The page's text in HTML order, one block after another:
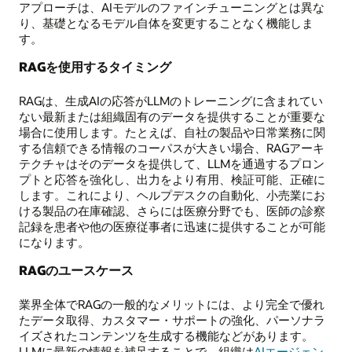
アプローチは、AIモデルのファインチューニングとは異な
り、基礎となるモデル自体を変更することなく機能しま
す。
RAGを使用するタイミング
RAGは、生成AIの応答がLLMのトレーニングに含まれてい
ない最新または組織固有のデータを提供することが重要な
場合に使用します。たとえば、自社の製品や日常業務に関
する信頼できる情報のコーパスが大きい場合、RAGアーキ
テクチャはそのデータを提供して、LLMを通過するプロン
プトと応答を強化し、出力をより有用、検証可能、正確に
します。これにより、ヘルプデスクの自動化、小売業にお
ける製品の在庫確認、さらには医療分野でも、医師の診察
記録を患者や他の医療従事者に迅速に提供することが可能
になります。
RAGのユースケース
業界全体でRAGの一般的なメリットには、より完全で優れ
たデータ取得、カスタマー・サポートの強化、パーソナラ
イズされたコンテンツを生成する機能などがあります。